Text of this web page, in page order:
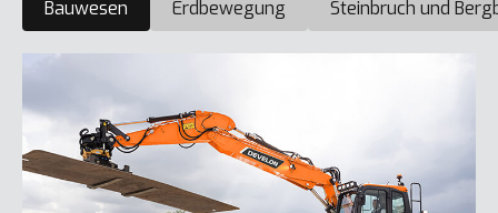
Bauwesen Erdbewegung Steinbruch und